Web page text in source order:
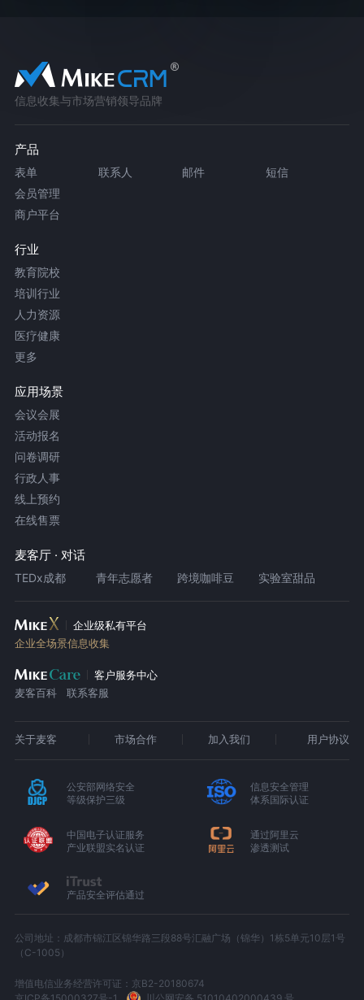
信息收集与市场营销领导品牌
产品
表单 联系人 邮件
短信
会员管理
商户平台
行业
教育院校
培训行业
人力资源
医疗健康
更多
应用场景
会议会展
活动报名
问卷调研
行政人事
线上预约
在线售票
麦客厅 · 对话
TEDx成都 青年志愿者 跨境咖啡豆 实验室甜品
企业级私有平台
企业全场景信息收集
客户服务中心
麦客百科
联系客服
关于麦客 市场合作 加入我们 用户协议
公安部网络安全
等级保护三级
信息安全管理
体系国际认证
中国电子认证服务
产业联盟实名认证
通过阿里云
渗透测试
产品安全评估通过
公司地址：成都市锦江区锦华路三段88号汇融广场（锦华）1栋5单元10层1号
（C-1005）
增值电信业务经营许可证：京B2-20180674